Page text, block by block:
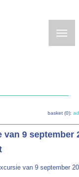
basket (0):
9 september
van 9 september